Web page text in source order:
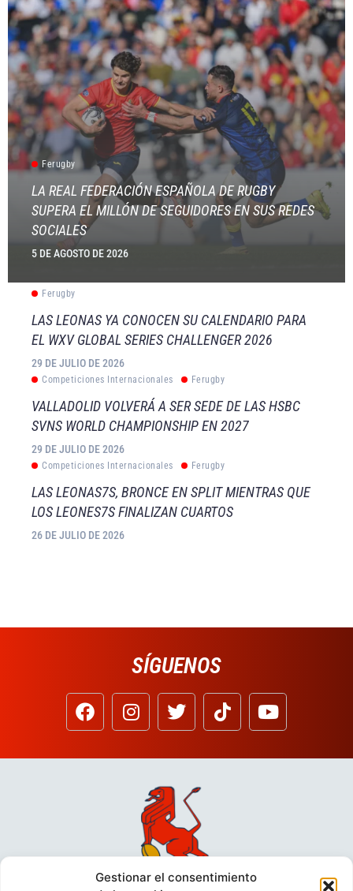
Gestionar el consentimiento
Ferugby
LA REAL FEDERACIÓN ESPAÑOLA DE RUGBY
SUPERA EL MILLÓN DE SEGUIDORES EN SUS REDES
SOCIALES
5 DE AGOSTO DE 2026
Ferugby
LAS LEONAS YA CONOCEN SU CALENDARIO PARA
EL WXV GLOBAL SERIES CHALLENGER 2026
29 DE JULIO DE 2026
Competiciones Internacionales Ferugby
VALLADOLID VOLVERÁ A SER SEDE DE LAS HSBC
SVNS WORLD CHAMPIONSHIP EN 2027
29 DE JULIO DE 2026
Competiciones Internacionales Ferugby
LAS LEONAS7S, BRONCE EN SPLIT MIENTRAS QUE
LOS LEONES7S FINALIZAN CUARTOS
26 DE JULIO DE 2026
SÍGUENOS